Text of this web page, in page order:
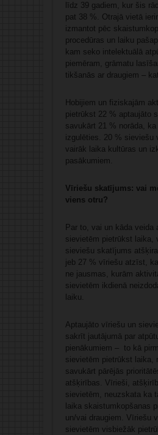
līdz 39 gadiem, kur šis
pat 38 %. Otrajā vietā
izmantot pēc
procedūras un laiku
kam seko intelektuālā
piemēram, grāmatu
tikšanās ar draugiem –
Hobijiem un fiziskajām
pietrūkst 22 % aptaujāto
savukārt 21 % norāda, ka
izgulēties. 20 % sieviešu
vairāk laika kultūras un
pasākumiem.
Vīriešu skatījums: vai
viens otru?
Par to, vai un kāda veida
sievietēm pietrūkst laika,
sieviešu skatījums
jeb 27 % vīriešu atzīst,
ne jausmas, kurām
sievietēm ikdienā
laiku.
Aptaujāto vīriešu un
sakrīt jautājumā par
pienākumiem – to kā
sievietēm pietrūkst laika,
savukārt pārējās
atšķirības. Vīrieši,
sievietēm, neuzskata ka
laika skaistumkopšanas
un/vai draugiem. Vīriešu
sievietēm visbiežāk